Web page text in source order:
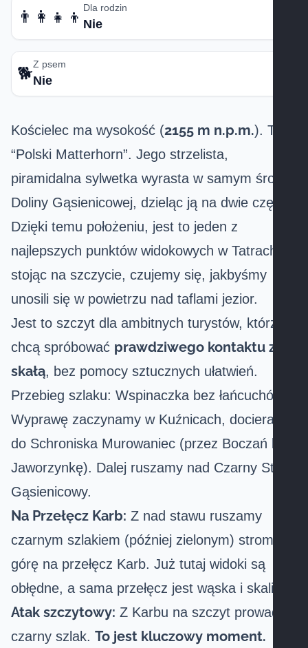
👨‍👩‍👧‍👦 Dla rodzin
Nie
🐕Z psem
Nie
Kościelec ma wysokość (2155 m n.p.m.). To
“Polski Matterhorn”. Jego strzelista,
piramidalna sylwetka wyrasta w samym środku
Doliny Gąsienicowej, dzieląc ją na dwie części.
Dzięki temu położeniu, jest to jeden z
najlepszych punktów widokowych w Tatrach –
stojąc na szczycie, czujemy się, jakbyśmy
unosili się w powietrzu nad taflami jezior.
Jest to szczyt dla ambitnych turystów, którzy
chcą spróbować prawdziwego kontaktu ze
skałą, bez pomocy sztucznych ułatwień.
Przebieg szlaku: Wspinaczka bez łańcuchów
Wyprawę zaczynamy w Kuźnicach, docierając
do Schroniska Murowaniec (przez Boczań lub
Jaworzynkę). Dalej ruszamy nad Czarny Staw
Gąsienicowy.
Na Przełęcz Karb: Z nad stawu ruszamy
czarnym szlakiem (później zielonym) stromo w
górę na przełęcz Karb. Już tutaj widoki są
obłędne, a sama przełęcz jest wąska i skalista.
Atak szczytowy: Z Karbu na szczyt prowadzi
czarny szlak. To jest kluczowy moment.